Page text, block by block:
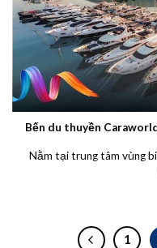
Bến du thuyền
Nằm tại trung tâm vùng
1